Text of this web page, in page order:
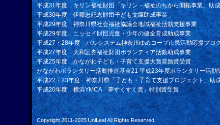
平成31年度 キリン福祉財団「キリン・福祉のちから開拓事業」助
平成30年度 伊藤忠記念財団子ども文庫助成事業
平成29年度 神奈川県社会福祉協議会地域福祉活動支援事業
平成29年度 ニッセイ財団児童・少年の健全育成助成事業
平成27・28年度 パルシステム神奈川ゆめコープ市民活動応援プロ
平成27年度 大和証券福祉財団ボランティア活動助成事業
平成25年度 かながわ子ども・子育て支援大賞奨励賞受賞
かながわボランタリー活動推進基金21 平成23年度ボランタリー活動
平成22・23年度 神奈川県「子ども・子育て支援プロジェクト」助
平成20年度 横浜YMCA「夢すくすく賞」特別賞受賞
Copyright 2011-2025 UniLeafAll Rights Reserved.